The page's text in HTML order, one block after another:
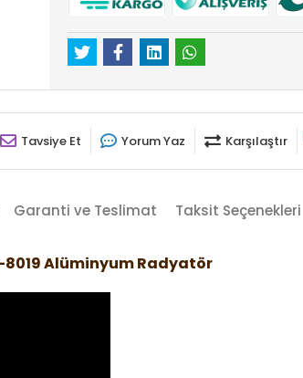
Tavsiye Et Yorum Yaz Karşılaştır
Garanti ve Teslimat Taksit Seçenekleri
Alüminyum Radyatör